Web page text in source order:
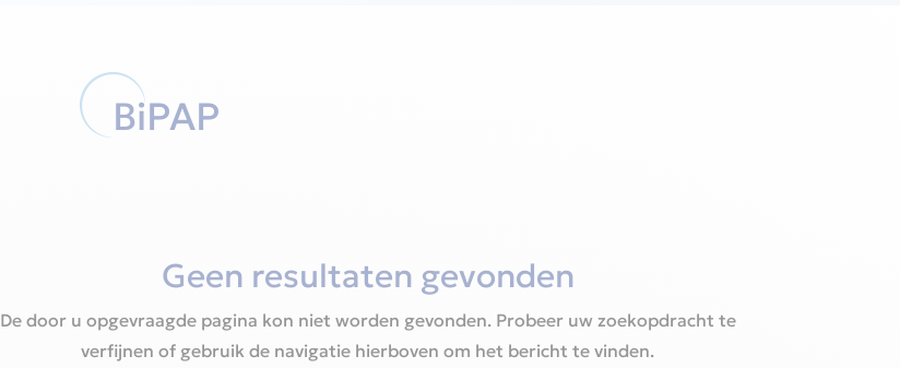
BiPAP
Geen resultaten gevonden
De door u opgevraagde pagina kon niet worden gevonden. Probeer uw zoekopdracht te
verfijnen of gebruik de navigatie hierboven om het bericht te vinden.